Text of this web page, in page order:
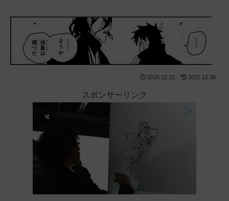
2025.12.22 2025.12.30
スポンサーリンク